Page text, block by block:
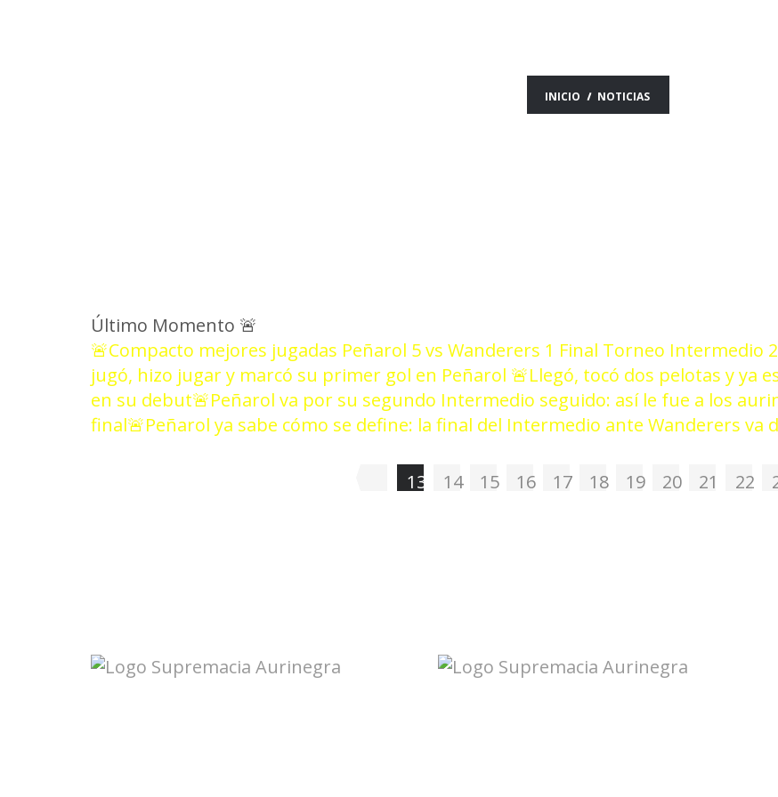
INICIO NOTICIAS
Último Momento 🚨
🚨Compacto mejores jugadas Peñarol 5 vs Wanderers 1 Final Torneo Intermedio
jugó, hizo jugar y marcó su primer gol en Peñarol 🚨Llegó, tocó dos pelotas y ya
en su debut🚨Peñarol va por su segundo Intermedio seguido: así le fue a los
final🚨Peñarol ya sabe cómo se define: la final del Intermedio ante Wanderers va
13 14 15 16 17 18 19 20 21 22